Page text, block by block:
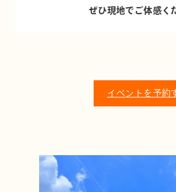
ぜひ現地でご体感く
イベントを予約